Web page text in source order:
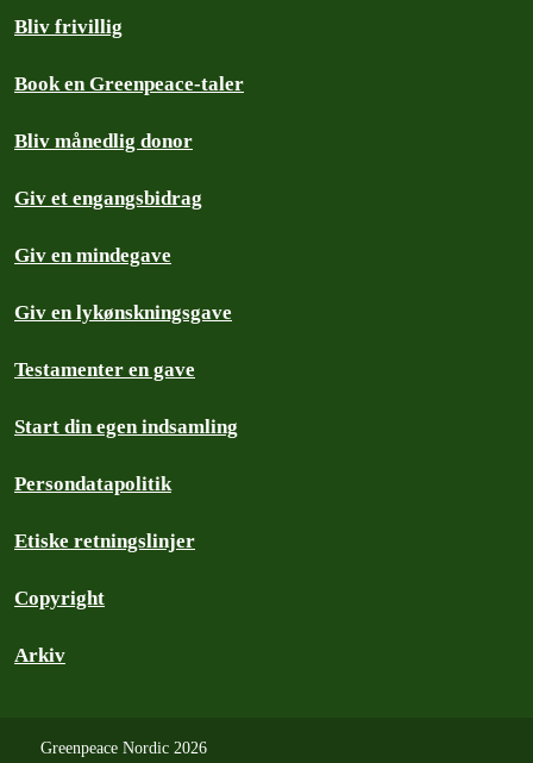
Bliv frivillig
Book en Greenpeace-taler
Bliv månedlig donor
Giv et engangsbidrag
Giv en mindegave
Giv en lykønskningsgave
Testamenter en gave
Start din egen indsamling
Persondatapolitik
Etiske retningslinjer
Copyright
Arkiv
Greenpeace Nordic 2026